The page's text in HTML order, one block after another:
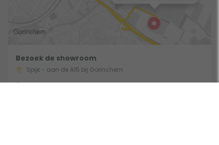
Bezoek de showroom
Spijk - aan de A15 bij Gorinchem